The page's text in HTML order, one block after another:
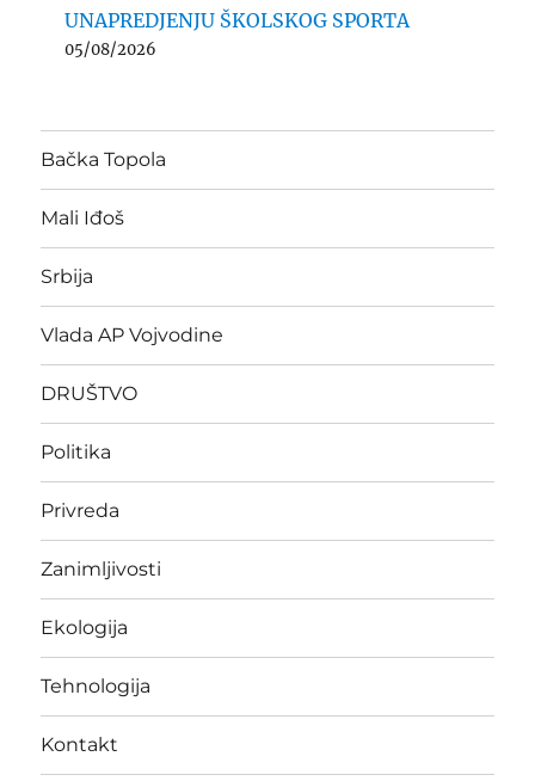
UNAPREDJENJU ŠKOLSKOG SPORTA
05/08/2026
Bačka Topola
Mali Iđoš
Srbija
Vlada AP Vojvodine
DRUŠTVO
Politika
Privreda
Zanimljivosti
Ekologija
Tehnologija
Kontakt